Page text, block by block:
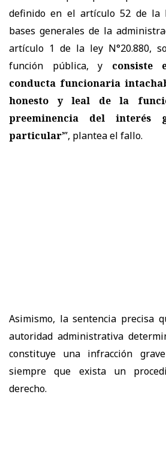
definido en el artículo 52 de la
bases generales de la
artículo 1 de la ley N°20.880,
función pública, y consiste
conducta funcionaria
honesto y leal de la
preeminencia del interés
particular’”, plantea el fallo.
Asimismo, la sentencia precisa
autoridad administrativa
constituye una infracción
siempre que exista un
derecho.